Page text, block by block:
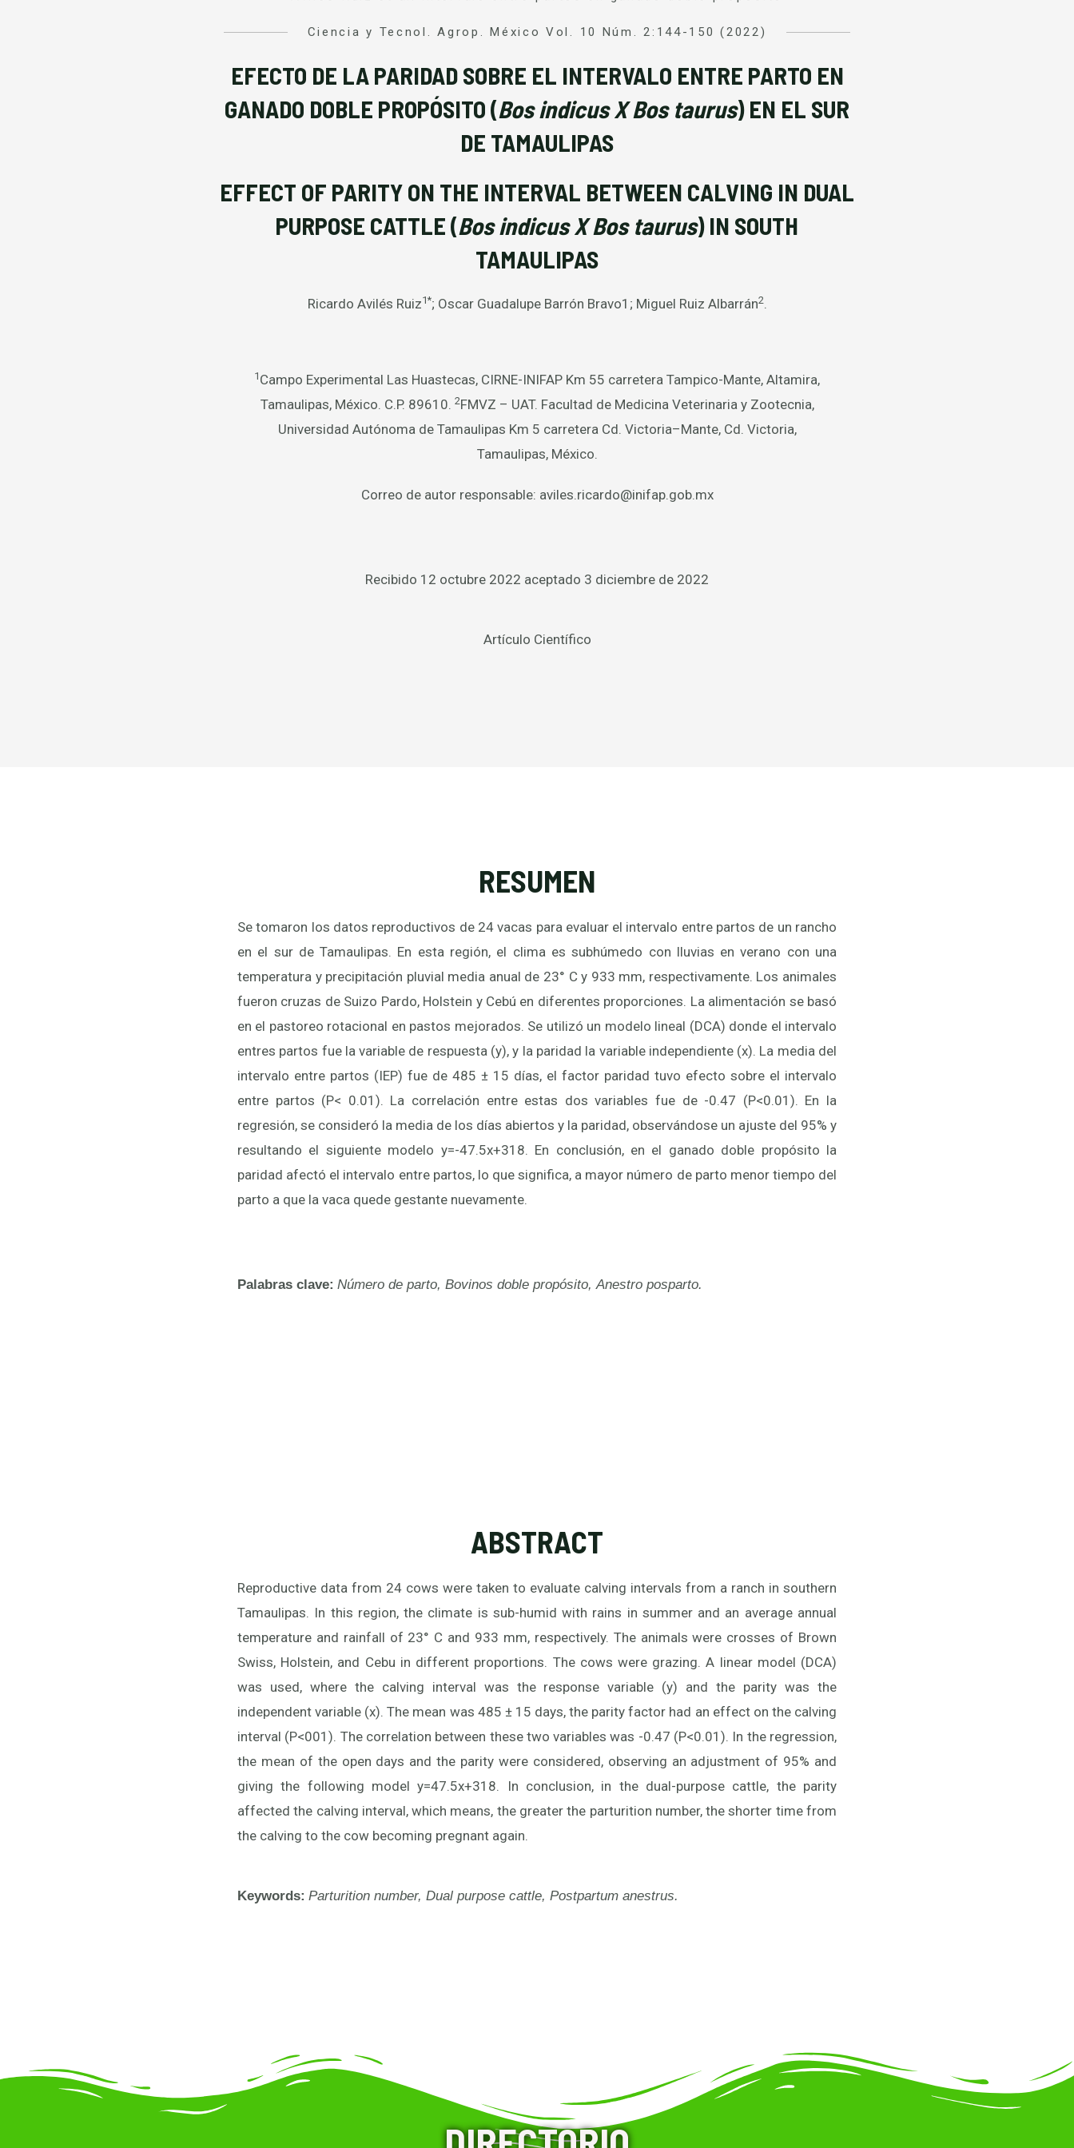
Ciencia y Tecnol. Agrop. México Vol. 10 Núm. 2:144-150 (2022)
EFECTO DE LA PARIDAD SOBRE EL INTERVALO ENTRE PARTO EN
GANADO DOBLE PROPÓSITO (Bos indicus X Bos taurus) EN EL SUR
DE TAMAULIPAS
EFFECT OF PARITY ON THE INTERVAL BETWEEN CALVING IN DUAL
PURPOSE CATTLE (Bos indicus X Bos taurus) IN SOUTH
TAMAULIPAS
Ricardo Avilés Ruiz1*; Oscar Guadalupe Barrón Bravo1; Miguel Ruiz Albarrán2.
1 Campo Experimental Las Huastecas, CIRNE-INIFAP Km 55 carretera Tampico-Mante, Altamira,
Tamaulipas, México. C.P. 89610. 2FMVZ – UAT. Facultad de Medicina Veterinaria y Zootecnia,
Universidad Autónoma de Tamaulipas Km 5 carretera Cd. Victoria–Mante, Cd. Victoria,
Tamaulipas, México.
Correo de autor responsable: aviles.ricardo@inifap.gob.mx
Recibido 12 octubre 2022 aceptado 3 diciembre de 2022
Artículo Científico
RESUMEN
Se tomaron los datos reproductivos de 24 vacas para evaluar el intervalo entre partos de un rancho
en el sur de Tamaulipas. En esta región, el clima es subhúmedo con lluvias en verano con una
temperatura y precipitación pluvial media anual de 23° C y 933 mm, respectivamente. Los animales
fueron cruzas de Suizo Pardo, Holstein y Cebú en diferentes proporciones. La alimentación se basó
en el pastoreo rotacional en pastos mejorados. Se utilizó un modelo lineal (DCA) donde el intervalo
entres partos fue la variable de respuesta (y), y la paridad la variable independiente (x). La media del
intervalo entre partos (IEP) fue de 485 ± 15 días, el factor paridad tuvo efecto sobre el intervalo
entre partos (P< 0.01). La correlación entre estas dos variables fue de -0.47 (P<0.01). En la
regresión, se consideró la media de los días abiertos y la paridad, observándose un ajuste del 95% y
resultando el siguiente modelo y=-47.5x+318. En conclusión, en el ganado doble propósito la
paridad afectó el intervalo entre partos, lo que significa, a mayor número de parto menor tiempo del
parto a que la vaca quede gestante nuevamente.
Palabras clave: Número de parto, Bovinos doble propósito, Anestro posparto.
ABSTRACT
Reproductive data from 24 cows were taken to evaluate calving intervals from a ranch in southern
Tamaulipas. In this region, the climate is sub-humid with rains in summer and an average annual
temperature and rainfall of 23° C and 933 mm, respectively. The animals were crosses of Brown
Swiss, Holstein, and Cebu in different proportions. The cows were grazing. A linear model (DCA)
was used, where the calving interval was the response variable (y) and the parity was the
independent variable (x). The mean was 485 ± 15 days, the parity factor had an effect on the calving
interval (P<001). The correlation between these two variables was -0.47 (P<0.01). In the regression,
the mean of the open days and the parity were considered, observing an adjustment of 95% and
giving the following model y=47.5x+318. In conclusion, in the dual-purpose cattle, the parity
affected the calving interval, which means, the greater the parturition number, the shorter time from
the calving to the cow becoming pregnant again.
Keywords: Parturition number, Dual purpose cattle, Postpartum anestrus.